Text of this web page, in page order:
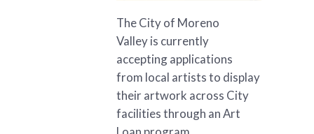
The City of Moreno
Valley is currently
accepting applications
from local artists to display
their artwork across City
facilities through an Art